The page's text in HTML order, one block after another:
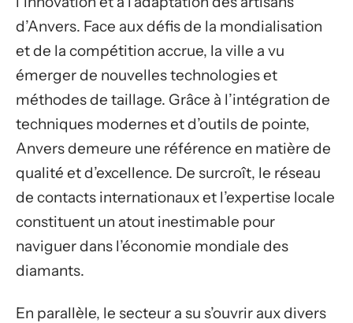
d’Anvers. Face aux défis de la mondialisation
et de la compétition accrue, la ville a vu
émerger de nouvelles technologies et
méthodes de taillage. Grâce à l’intégration de
techniques modernes et d’outils de pointe,
Anvers demeure une référence en matière de
qualité et d’excellence. De surcroît, le réseau
de contacts internationaux et l’expertise locale
constituent un atout inestimable pour
naviguer dans l’économie mondiale des
diamants.
En parallèle, le secteur a su s’ouvrir aux divers